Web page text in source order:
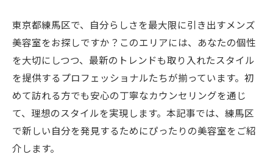
東京都練馬区で、自分らしさを最大限に引き出すメンズ
美容室をお探しですか？このエリアには、あなたの個性
を大切にしつつ、最新のトレンドも取り入れたスタイル
を提供するプロフェッショナルたちが揃っています。初
めて訪れる方でも安心の丁寧なカウンセリングを通じ
て、理想のスタイルを実現します。本記事では、練馬区
で新しい自分を発見するためにぴったりの美容室をご紹
介します。